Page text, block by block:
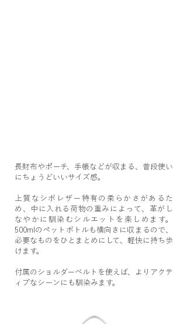
長財布やポーチ、手帳などが収まる、普段使い
にちょうどいいサイズ感。
上質なシボレザー特有の柔らかさがあるた
め、中に入れる荷物の重みによって、革がし
なやかに馴染むシルエットを楽しめます。
500mlのペットボトルも横向きに収まるので、
必要なものをひとまとめにして、軽快に持ち歩
けます。
付属のショルダーベルトを使えば、よりアクテ
ィブなシーンにも馴染みます。